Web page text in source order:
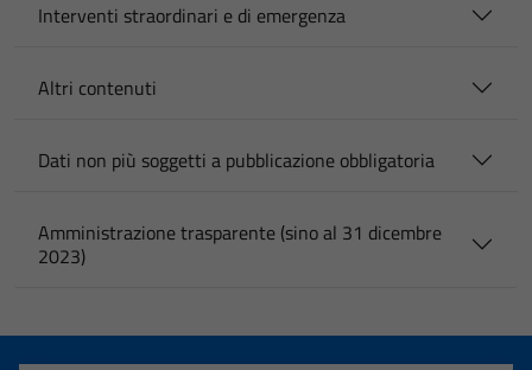
Interventi straordinari e di emergenza
Altri contenuti
Dati non più soggetti a pubblicazione obbligatoria
Amministrazione trasparente (sino al 31 dicembre
2023)